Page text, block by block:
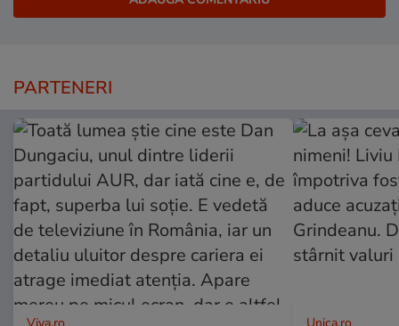
PARTENERI